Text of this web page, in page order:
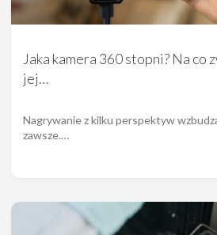
Jaka kamera 360 stopni? Na co
jej…
Nagrywanie z kilku perspektyw
zawsze.…